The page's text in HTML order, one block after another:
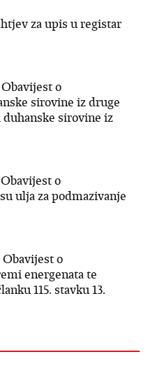
za upis u registar
o
sirovine iz druge
sirovine iz
o
ulja za podmazivanje
o
energenata te
115. stavku 13.